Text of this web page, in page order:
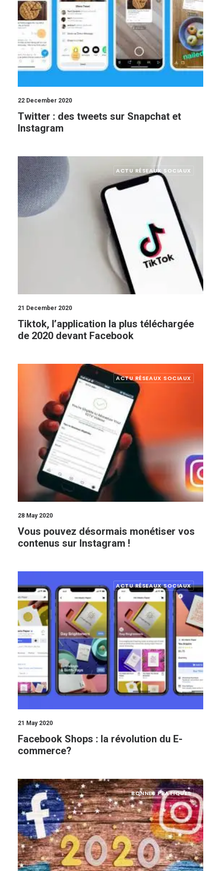
22 December 2020
Twitter : des tweets sur Snapchat et
Instagram
ACTU RÉSEAUX SOCIAUX
21 December 2020
Tiktok, l’application la plus téléchargée
de 2020 devant Facebook
ACTU RÉSEAUX SOCIAUX
28 May 2020
Vous pouvez désormais monétiser vos
contenus sur Instagram !
ACTU RÉSEAUX SOCIAUX
21 May 2020
Facebook Shops : la révolution du E-
commerce?
BONNES PRATIQUES